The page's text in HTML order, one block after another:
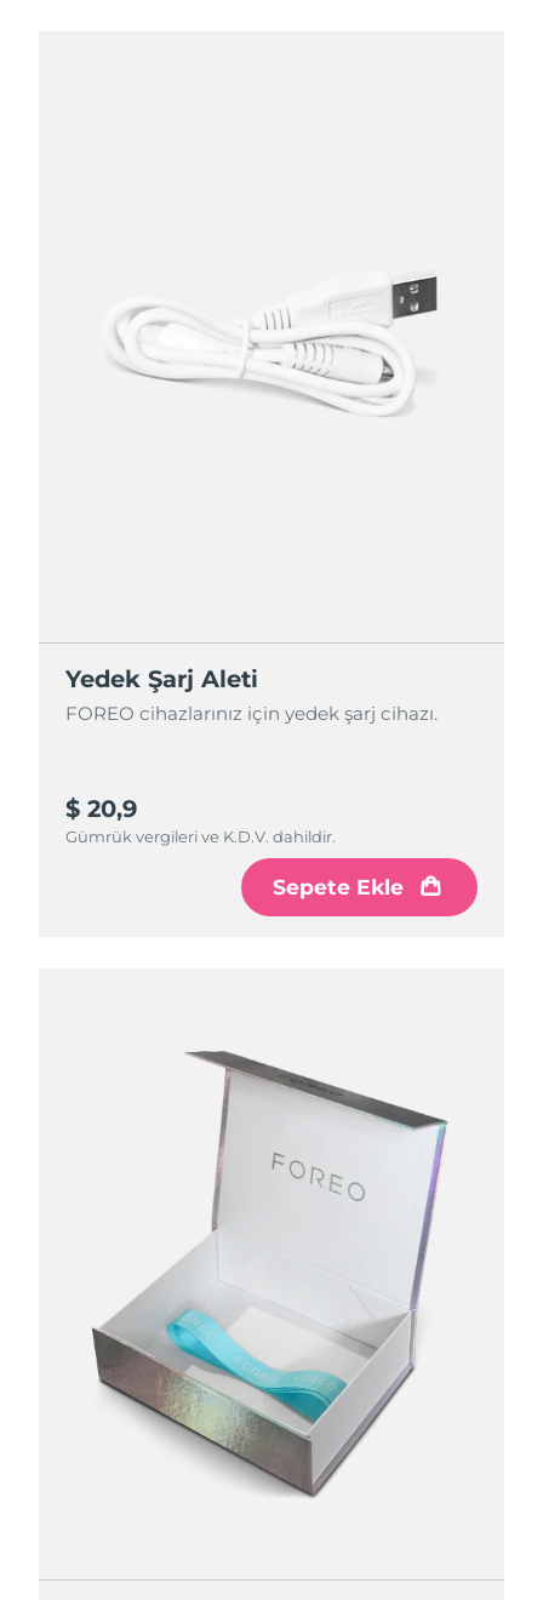
Yedek Şarj Aleti
FOREO cihazlarınız için yedek şarj cihazı.
$ 20,9
Gümrük vergileri ve K.D.V. dahildir.
Sepete Ekle